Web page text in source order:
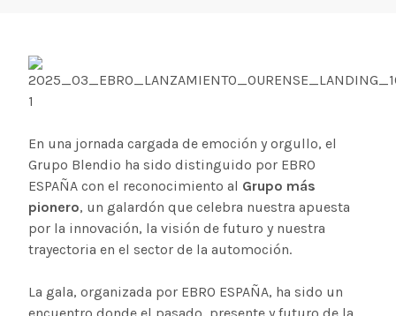
En una jornada cargada de emoción y orgullo, el
Grupo Blendio ha sido distinguido por EBRO
ESPAÑA con el reconocimiento al Grupo más
pionero, un galardón que celebra nuestra apuesta
por la innovación, la visión de futuro y nuestra
trayectoria en el sector de la automoción.
La gala, organizada por EBRO ESPAÑA, ha sido un